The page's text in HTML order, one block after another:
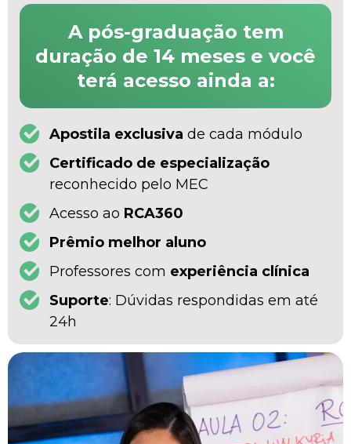
A pós-graduação tem
duração de 14 meses e você
terá acesso ainda a:
Apostila exclusiva de cada módulo
Certificado de especialização
reconhecido pelo MEC
Acesso ao RCA360
Prêmio melhor aluno
Professores com experiência clínica
Suporte: Dúvidas respondidas em até
24h